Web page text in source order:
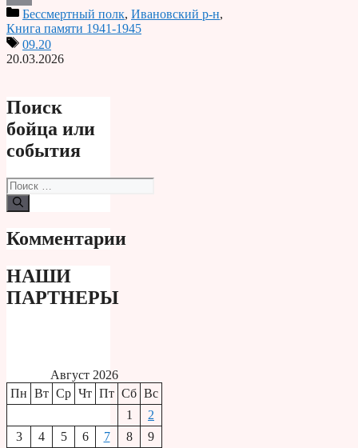
PrintБессмертный полк, Ивановский р-н,
Книга памяти 1941-1945
09.20
20.03.2026
Поиск
бойца или
события
Поиск:
Комментарии
НАШИ
ПАРТНЕРЫ
Август 2026
Пн Вт Ср Чт Пт Сб Вс
1
2
3
4 5 6 7 8
9